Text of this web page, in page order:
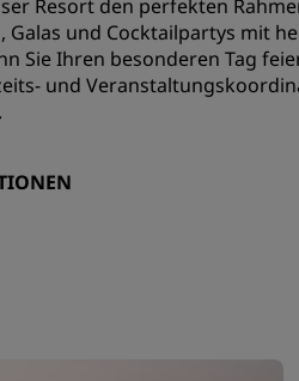
Resort den perfekten
Galas und Cocktailpartys mit
Sie Ihren besonderen Tag
und